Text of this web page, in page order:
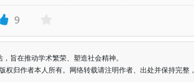
9
旨在推动学术繁荣、塑造社会精神。
归作者本人所有。网络转载请注明作者、出处并保持完整，